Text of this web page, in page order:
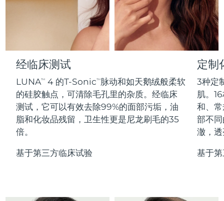
经临床测试
LUNATM 4 的T-SonicTM脉动和如天鹅绒般柔软
的硅胶触点，可清除毛孔里的杂质。经临床
测试，它可以有效去除99%的面部污垢，油
脂和化妆品残留，卫生性更是尼龙刷毛的35
倍。
基于第三方临床试验
定制
3种定
肌。
和、
部不
澈，
基于
FAQ™产品
All anti-aging treatments
FAQ™产品
All LED treatments
FAQ™ products
All toning treatments
PEACH™ 2
IPL hair removal
PEACH™ 2 go
Travel-friendly IPL hair removal
PEACH™ Cooling Prep Gel
LUNA™ 4 body
Massaging body brush
SUPERCHARGED™ serum
Firming body serum
ESPADA™ 2 plus
Recurring acne LED therapy
ESPADA™ 2
Acne treatment device
ESPADA™ Blemish Solution
眼部护理
BEAR™ 2 eyes & lips
Microcurrent line smoothing device
IRIS™ 2
Rejuvenating eye massager
眼部护肤
毛孔护理
KIWI™ derma
Diamond microdermabrasion .
Blackhead remover
LUNA™ 4 hair
2-in-1 LED scalp massager
LED light hairbrush
牙齿美白
NEW
issa™ Teeth Whitening Set
Dual LED + sonic device & 18% PAP gel
issa™ Teeth Whitening Gel
更多的
预计送达日期8/14/26
预计送达日期8/10/26
中国香港特别行政区 8/11/26
匈牙利 预计送达日期8/10/26
冰岛 预计送达日期 8/11/26
印度尼西亚 8/8/26
爱尔兰 8/10/26